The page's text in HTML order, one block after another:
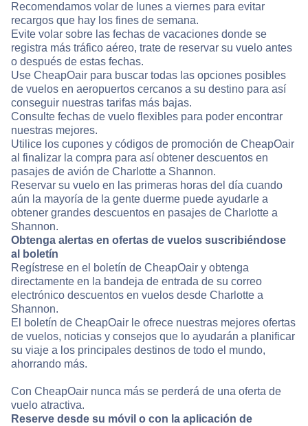
Recomendamos volar de lunes a viernes para evitar
recargos que hay los fines de semana.
Evite volar sobre las fechas de vacaciones donde se
registra más tráfico aéreo, trate de reservar su vuelo antes
o después de estas fechas.
Use CheapOair para buscar todas las opciones posibles
de vuelos en aeropuertos cercanos a su destino para así
conseguir nuestras tarifas más bajas.
Consulte fechas de vuelo flexibles para poder encontrar
nuestras mejores.
Utilice los cupones y códigos de promoción de CheapOair
al finalizar la compra para así obtener descuentos en
pasajes de avión de Charlotte a Shannon.
Reservar su vuelo en las primeras horas del día cuando
aún la mayoría de la gente duerme puede ayudarle a
obtener grandes descuentos en pasajes de Charlotte a
Shannon.
Obtenga alertas en ofertas de vuelos suscribiéndose
al boletín
Regístrese en el boletín de CheapOair y obtenga
directamente en la bandeja de entrada de su correo
electrónico descuentos en vuelos desde Charlotte a
Shannon.
El boletín de CheapOair le ofrece nuestras mejores ofertas
de vuelos, noticias y consejos que lo ayudarán a planificar
su viaje a los principales destinos de todo el mundo,
ahorrando más.
Con CheapOair nunca más se perderá de una oferta de
vuelo atractiva.
Reserve desde su móvil o con la aplicación de